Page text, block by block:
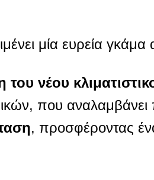
μία ευρεία γκάμα
του νέου
που
, προσφέροντας